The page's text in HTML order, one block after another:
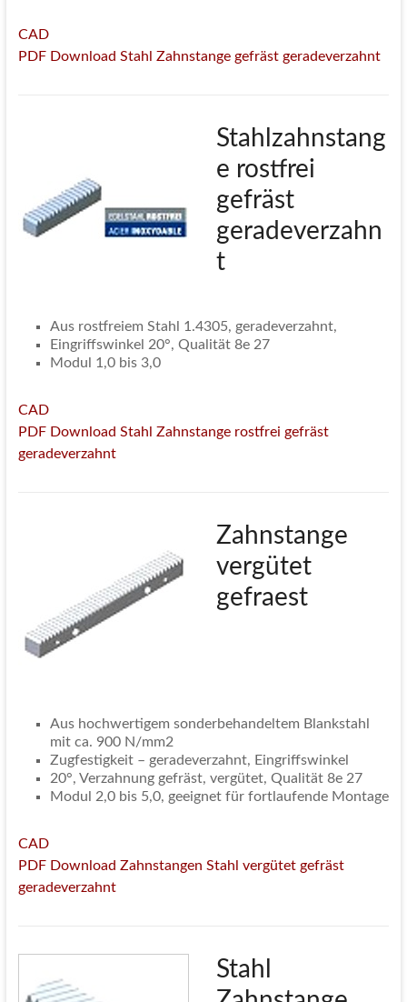
CAD
PDF Download Stahl Zahnstange gefräst geradeverzahnt
Stahlzahnstang
e rostfrei
gefräst
geradeverzahn
t
Aus rostfreiem Stahl 1.4305, geradeverzahnt,
Eingriffswinkel 20°, Qualität 8e 27
Modul 1,0 bis 3,0
CAD
PDF Download Stahl Zahnstange rostfrei gefräst
geradeverzahnt
Zahnstange
vergütet
gefraest
Aus hochwertigem sonderbehandeltem Blankstahl
mit ca. 900 N/mm2
Zugfestigkeit – geradeverzahnt, Eingriffswinkel
20°, Verzahnung gefräst, vergütet, Qualität 8e 27
Modul 2,0 bis 5,0, geeignet für fortlaufende Montage
CAD
PDF Download Zahnstangen Stahl vergütet gefräst
geradeverzahnt
Stahl